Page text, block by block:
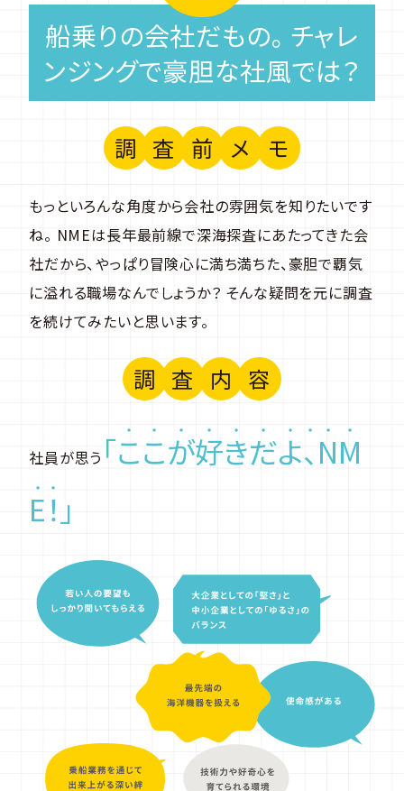
船乗りの会社だもの。 チャレ
ンジングで豪胆な社風では？
調 査 前 メ モ
もっといろんな角度から会社の雰囲気を知りたいです
ね。 NMEは長年最前線で深海探査にあたってきた会
社だから、やっぱり冒険心に満ち満ちた、豪胆で覇気
に溢れる職場なんでしょうか？ そんな疑問を元に調査
を続けてみたいと思います。
調 査 内 容
社員が思う 「ここが好きだよ、NM
E！ 」